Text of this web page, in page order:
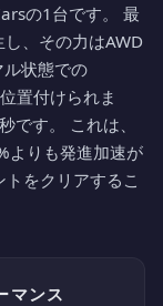
の1台です。 最
、その力はAWD
状態での
置付けられま
す。 これは、
よりも発進加速が
をクリアするこ
マンス